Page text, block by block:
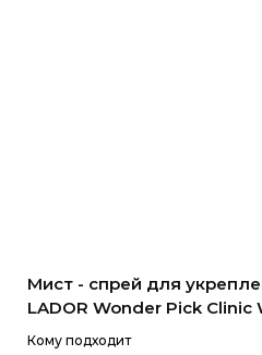
Мист - спрей для
LADOR Wonder Pick Clinic
Кому подходит